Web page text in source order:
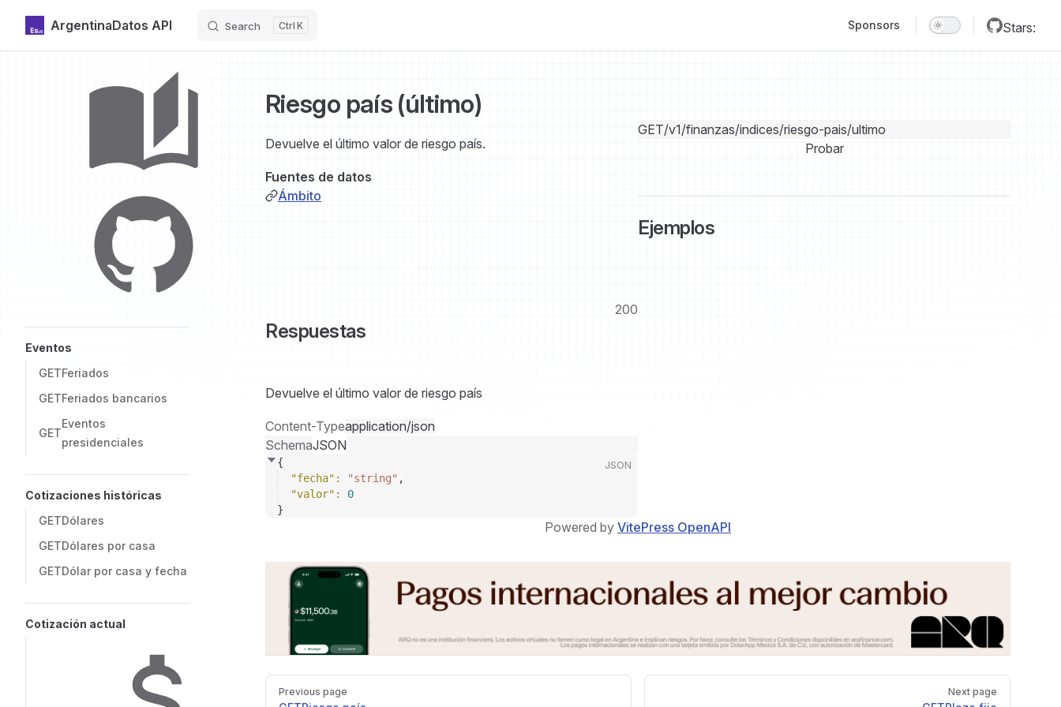
Skip to content
ArgentinaDatos API Search K Sponsors Stars:
Introducción
Eventos
GETFeriados
GETFeriados bancarios
GET
Eventos
presidenciales
Cotizaciones históricas
GETDólares
GETDólares por casa
GETDólar por casa y fecha
Cotización actual
DolarApi
Riesgo país (último)
Devuelve el último valor de riesgo país.
Fuentes de datos
Ámbito
Respuestas
200
Devuelve el último valor de riesgo país
Content-Typeapplication/json
SchemaJSON
JSON
{
"fecha" : "string" ,
"valor" : 0
}
GET/v1/finanzas/indices/riesgo-pais/ultimo
Probar
Ejemplos
Powered by VitePress OpenAPI
Pager
Previous page Next page